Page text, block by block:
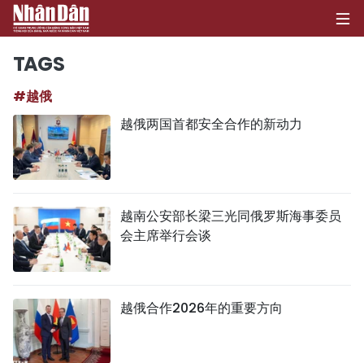
社会
文化
TAGS
#越俄
越俄两国首都安全合作的新动力
越南公安部长梁三光同俄罗斯海事委员
会主席举行会谈
越俄合作2026年的重要方向